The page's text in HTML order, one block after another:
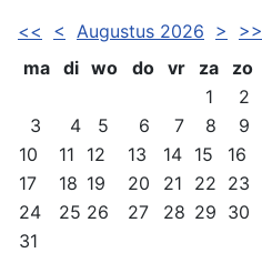
<< < Augustus 2026 >
>>
ma di wo do vr za
zo
1
2
3
4 5 6 7 8
9
10
11 12 13 14 15
16
17
18 19 20 21 22 23
24
25 26 27 28 29 30
31